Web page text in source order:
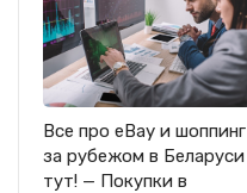
Все про eBay и шоппинг
за рубежом в Беларуси
тут! — Покупки в